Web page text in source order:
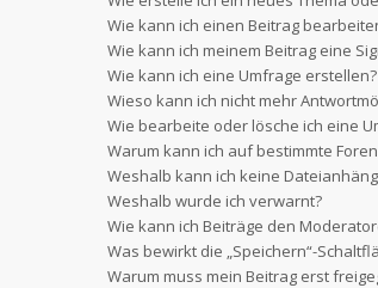
Wie kann ich einen Beitrag
Wie kann ich meinem Beitrag eine
Wie kann ich eine Umfrage erstellen?
Wieso kann ich nicht mehr
Wie bearbeite oder lösche ich eine
Warum kann ich auf bestimmte
Weshalb kann ich keine
Weshalb wurde ich verwarnt?
Wie kann ich Beiträge den
Was bewirkt die „Speichern“-
Warum muss mein Beitrag erst